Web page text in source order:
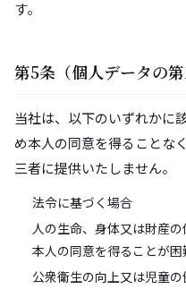
す。
第5条（個人データの第
当社は、以下のいずれかに
め本人の同意を得ることな
三者に提供いたしません。
法令に基づく場合
人の生命、身体又は財産の
本人の同意を得ることが
公衆衛生の向上又は児童